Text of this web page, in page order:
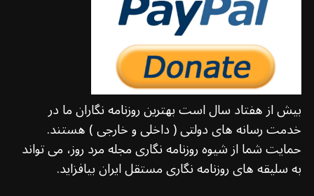
بیش از هفتاد سال است بهترین روزنامه نگاران ما در
خدمت رسانه های دولتی ( داخلی و خارجی ) هستند.
حمایت شما از شیوه روزنامه نگاری مجله مرد روز، می تواند
به سلیقه های روزنامه نگاری مستقل ایران بیافزاید.